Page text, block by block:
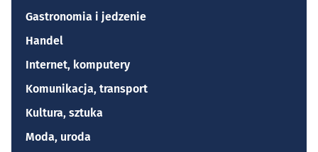
Gastronomia i jedzenie
Handel
Internet, komputery
Komunikacja, transport
Kultura, sztuka
Moda, uroda